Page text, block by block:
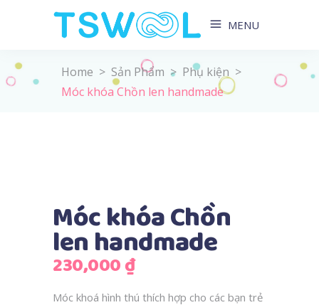
MENU
Home > Sản Phẩm > Phụ kiện >
Móc khóa Chồn len handmade
Móc khóa Chồn
len handmade
230,000₫
Móc khoá hình thú thích hợp cho các bạn trẻ